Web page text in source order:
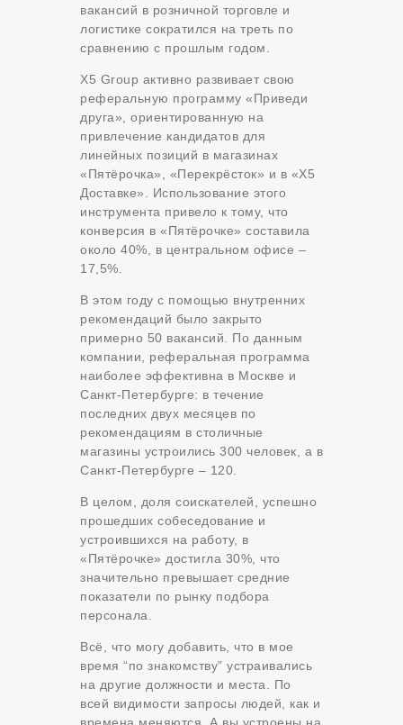
вакансий в розничной торговле и
логистике сократился на треть по
сравнению с прошлым годом.
Х5 Group активно развивает свою
реферальную программу «Приведи
друга», ориентированную на
привлечение кандидатов для
линейных позиций в магазинах
«Пятёрочка», «Перекрёсток» и в «Х5
Доставке». Использование этого
инструмента привело к тому, что
конверсия в «Пятёрочке» составила
около 40%, в центральном офисе –
17,5%.
В этом году с помощью внутренних
рекомендаций было закрыто
примерно 50 вакансий. По данным
компании, реферальная программа
наиболее эффективна в Москве и
Санкт-Петербурге: в течение
последних двух месяцев по
рекомендациям в столичные
магазины устроились 300 человек, а в
Санкт-Петербурге – 120.
В целом, доля соискателей, успешно
прошедших собеседование и
устроившихся на работу, в
«Пятёрочке» достигла 30%, что
значительно превышает средние
показатели по рынку подбора
персонала.
Всё, что могу добавить, что в мое
время “по знакомству” устраивались
на другие должности и места. По
всей видимости запросы людей, как и